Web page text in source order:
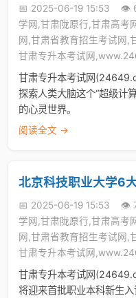
📅 2025-06-19 15:53 👁️
学网,甘肃陇原行,甘肃高考
网,甘肃省教育招生考试网,
甘肃专升本考试网
甘肃专升本考试网
探索人类大脑这个“超级计
的心灵世界。
阅读全文 →
北京科技职业大学6
📅 2025-06-19 15:53 👁️
学网,甘肃陇原行,甘肃高考
网,甘肃省教育招生考试网,
甘肃专升本考试网
甘肃专升本考试网
将迎来首批职业本科新生